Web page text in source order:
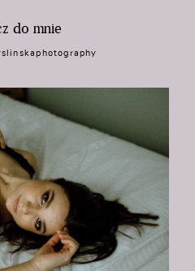
do mnie